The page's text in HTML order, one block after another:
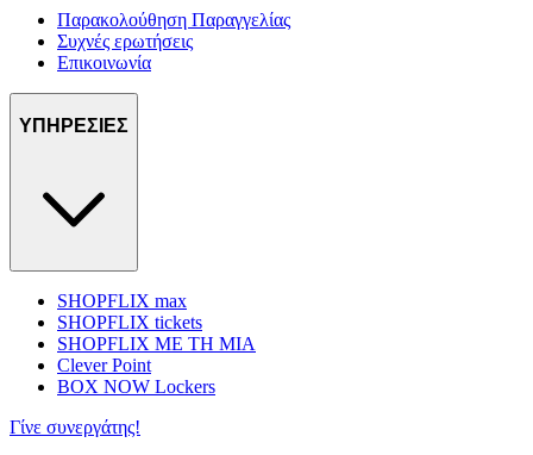
Παρακολούθηση Παραγγελίας
Συχνές ερωτήσεις
Επικοινωνία
ΥΠΗΡΕΣΙΕΣ
SHOPFLIX max
SHOPFLIX tickets
SHOPFLIX ΜΕ ΤΗ ΜΙΑ
Clever Point
BOX NOW Lockers
Γίνε συνεργάτης!